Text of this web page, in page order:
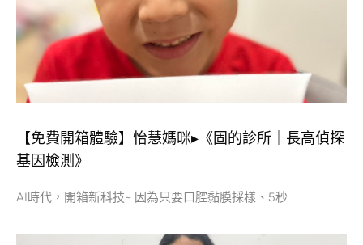
【免費開箱體驗】怡慧媽咪▸《固的診所｜長高偵探
基因檢測》
AI時代，開箱新科技~ 因為只要口腔黏膜採樣、5秒